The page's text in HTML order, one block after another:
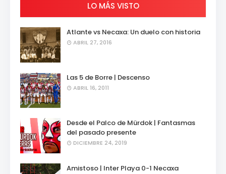
LO MÁS VISTO
Atlante vs Necaxa: Un duelo con historia
ABRIL 27, 2016
Las 5 de Borre | Descenso
ABRIL 16, 2011
Desde el Palco de Mürdok | Fantasmas
del pasado presente
DICIEMBRE 24, 2019
Amistoso | Inter Playa 0-1 Necaxa